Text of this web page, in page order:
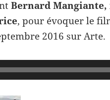
Bernard
, pour évoquer le
2016 sur Arte.